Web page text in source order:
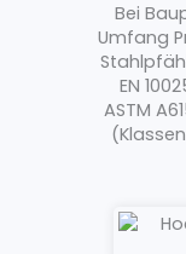
Bei
Umfang
EN
ASTM